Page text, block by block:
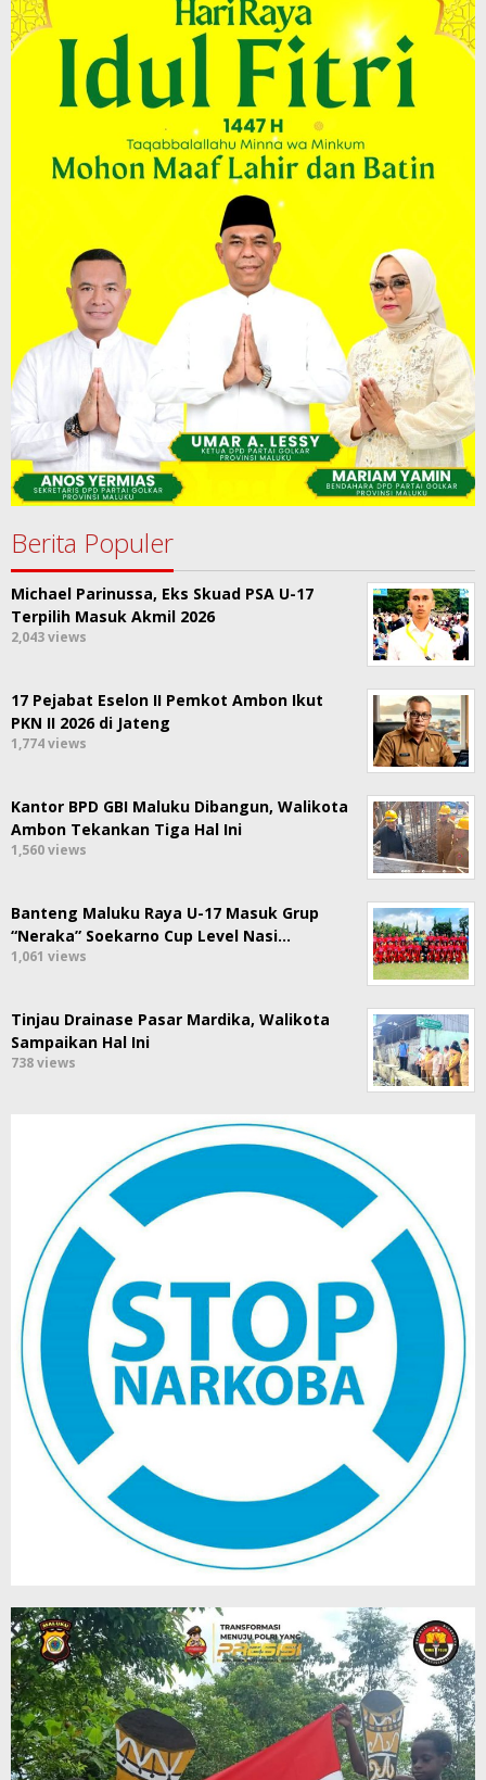
Berita Populer
Michael Parinussa, Eks Skuad PSA U-17
Terpilih Masuk Akmil 2026
2,043 views
17 Pejabat Eselon II Pemkot Ambon Ikut
PKN II 2026 di Jateng
1,774 views
Kantor BPD GBI Maluku Dibangun, Walikota
Ambon Tekankan Tiga Hal Ini
1,560 views
Banteng Maluku Raya U-17 Masuk Grup
“Neraka” Soekarno Cup Level Nasi…
1,061 views
Tinjau Drainase Pasar Mardika, Walikota
Sampaikan Hal Ini
738 views